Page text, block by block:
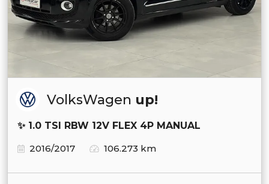
VolksWagen up!
✨ 1.0 TSI RBW 12V FLEX 4P MANUAL
2016/2017
106.273 km